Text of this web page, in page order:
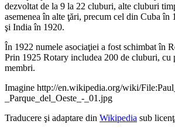
dezvoltat de la 9 la 22 cluburi, alte cluburi
asemenea în alte ţări, precum cel din Cuba în
şi India în 1920.
În 1922 numele asociaţiei a fost schimbat în
Prin 1925 Rotary includea 200 de cluburi, cu
membri.
Imagine http://en.wikipedia.org/wiki/
_Parque_del_Oeste_-_01.jpg
Traducere şi adaptare din Wikipedia sub